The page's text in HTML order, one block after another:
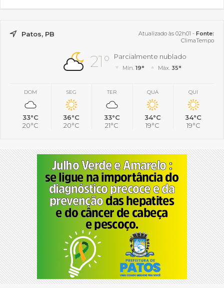
Patos, PB Atualizado às 02h01 - Fonte:
ClimaTempo
21° Parcialmente nublado
Mín.19° Máx. 35°
DOM
33°C
20°C
SEG
36°C
20°C
TER
33°C
21°C
QUA
34°C
19°C
QUI
34°C
19°C